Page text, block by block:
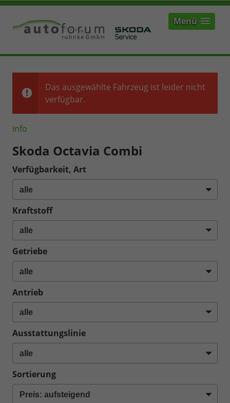
Menü
Das ausgewählte Fahrzeug ist leider nicht
verfügbar.
info
Skoda Octavia Combi
Verfügbarkeit, Art
Kraftstoff
Getriebe
Antrieb
Ausstattungslinie
Sortierung